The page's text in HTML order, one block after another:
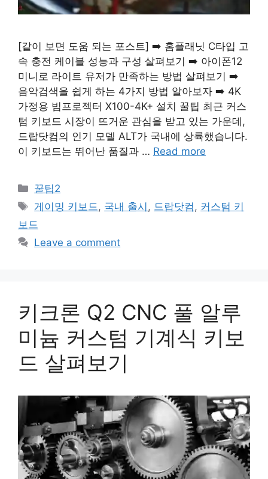
[같이 보면 도움 되는 포스트] ➡️ 홈플래닛 C타입 고
속 충전 케이블 성능과 구성 살펴보기 ➡️ 아이폰12
미니로 라이트 유저가 만족하는 방법 살펴보기 ➡️
음악검색을 쉽게 하는 4가지 방법 알아보자 ➡️ 4K
가정용 빔프로젝터 X100-4K+ 설치 꿀팁 최근 커스
텀 키보드 시장이 뜨거운 관심을 받고 있는 가운데,
드랍닷컴의 인기 모델 ALT가 국내에 상륙했습니다.
이 키보드는 뛰어난 품질과 … Read more
Categories
꿀팁2
Tags
게이밍 키보드, 국내 출시 , 드랍닷컴, 커스텀 키
보드
Leave a comment
키크론 Q2 CNC 풀 알루
미늄 커스텀 기계식 키보
드 살펴보기